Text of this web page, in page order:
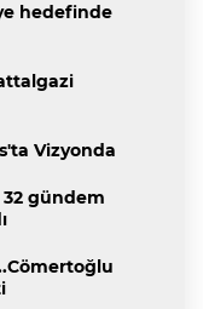
hedefinde
Vizyonda
gündem